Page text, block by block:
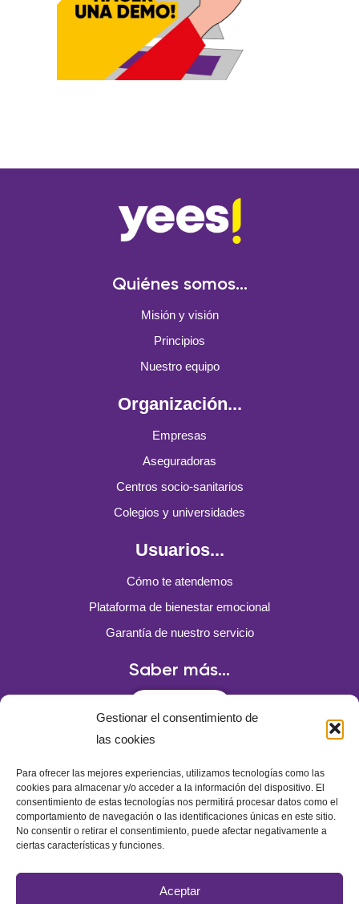
Gestionar el consentimiento de
las cookies
Para ofrecer las mejores experiencias, utilizamos tecnologías como las
cookies para almacenar y/o acceder a la información del dispositivo. El
consentimiento de estas tecnologías nos permitirá procesar datos como el
comportamiento de navegación o las identificaciones únicas en este sitio.
No consentir o retirar el consentimiento, puede afectar negativamente a
ciertas características y funciones.
Aceptar
Quiénes somos...
Misión y visión
Principios
Nuestro equipo
Organización...
Empresas
Aseguradoras
Centros socio-sanitarios
Colegios y universidades
Usuarios...
Cómo te atendemos
Plataforma de bienestar emocional
Garantía de nuestro servicio
Saber más...
¿Dónde Estamos?
Castelló, 23 – Primero 28001 Madrid
Dudas y preguntas
info@yees.es